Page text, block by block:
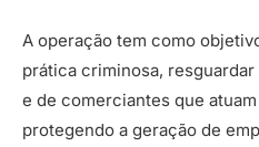
A operação tem como
prática criminosa,
e de comerciantes que
protegendo a geração de